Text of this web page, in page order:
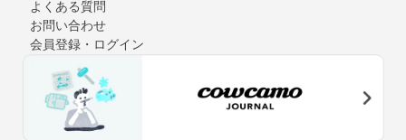
よくある質問
お問い合わせ
会員登録・ログイン